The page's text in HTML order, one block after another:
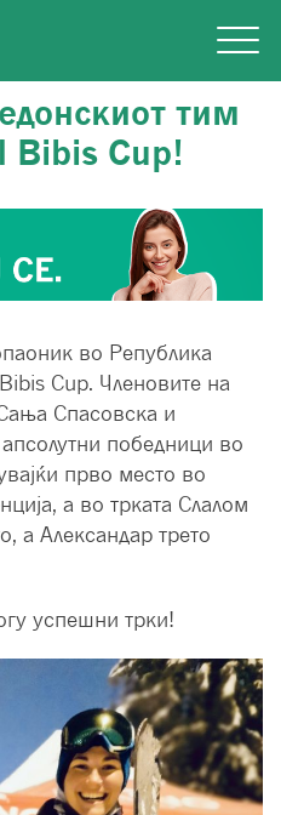
тим
Bibis Cup!
во Република
Cup. Членовите на
Спасовска и
победници во
прво место во
а во трката Слалом
а Александар трето
успешни трки!